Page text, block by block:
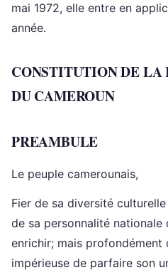
mai 1972, elle entre en
année.
CONSTITUTION DE
DU CAMEROUN
PREAMBULE
Le peuple camerounais,
Fier de sa diversité
de sa personnalité nationale
enrichir; mais profondément
impérieuse de parfaire son